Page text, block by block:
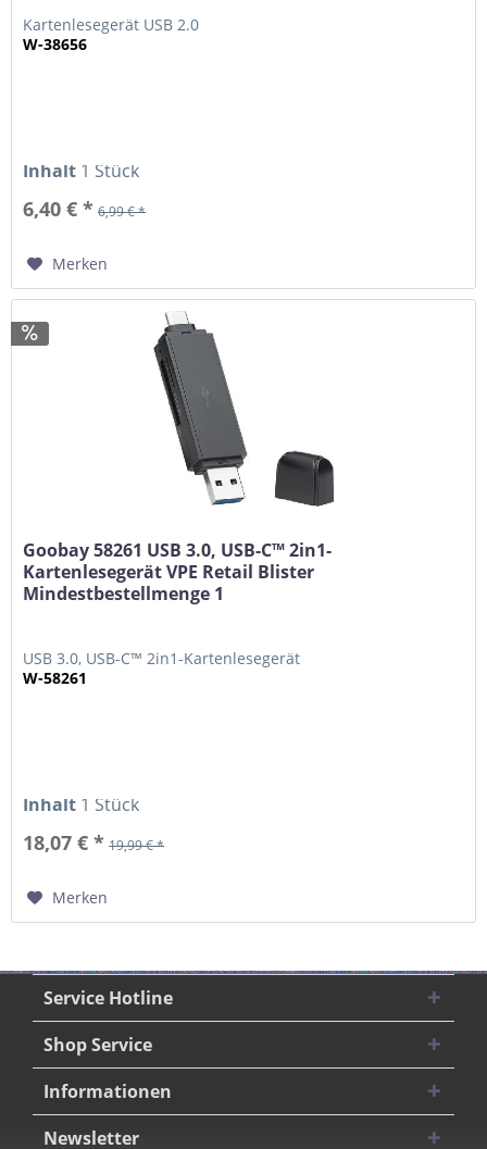
Kartenlesegerät USB 2.0
W-38656
Inhalt 1 Stück
6,40 € * 6,99 € *
Merken
Goobay 58261 USB 3.0, USB-C™ 2in1-
Kartenlesegerät VPE Retail Blister
Mindestbestellmenge 1
USB 3.0, USB-C™ 2in1-Kartenlesegerät
W-58261
Inhalt 1 Stück
18,07 € * 19,99 € *
Merken
Service Hotline
Shop Service
Informationen
Newsletter